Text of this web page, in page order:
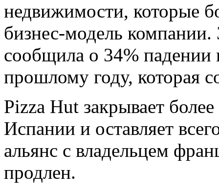
недвижимости, которые
бизнес-модель компании.
сообщила о 34%
прошлому году, которая
Pizza Hut закрывает
Испании и оставляет
альянс с владельцем
продлен.